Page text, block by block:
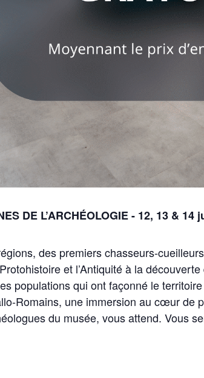
DE L’ARCHÉOLOGIE - 12, 13 & 14
des premiers chasseurs-
et l’Antiquité à la
populations qui ont façonné le
Romains, une immersion au cœur de
du musée, vous attend. Vous